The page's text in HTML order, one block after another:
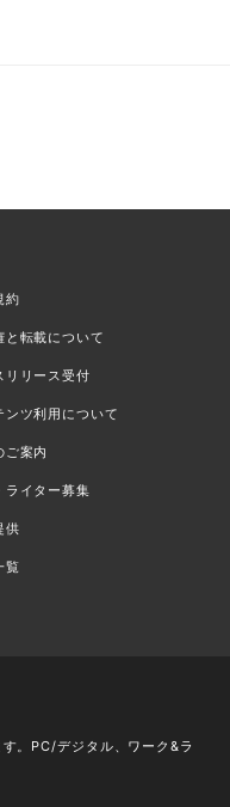
約
と転載について
リリース受付
ンツ利用について
ご案内
ライター募集
供
覧
。PC/デジタル、ワーク&ラ